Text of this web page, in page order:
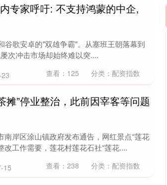
专家呼吁: 不支持鸿蒙的中企,
歌安卓的"双雄争霸"。从塞班王朝落幕到
次冲击市场却始终难以突....
查看： 125 分类： 配资指数
摊”停业整治，此前因宰客等问题
岸区涂山镇政府发布通告，网红景点“莲花
工作需要，莲花村莲花石社“莲花....
15 查看： 238 分类： 配资指数